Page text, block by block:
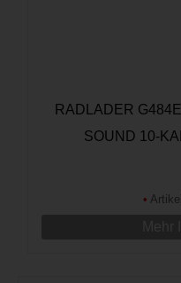
RADLADER
SOUND 10-
•